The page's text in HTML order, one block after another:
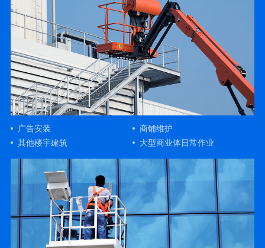
广告安装
商铺维护
其他楼宇建筑
大型商业体日常作业